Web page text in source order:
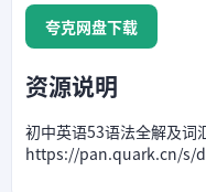
夸克网盘下载
资源说明
初中英语53语法全解及词
https://pan.quark.cn/s/